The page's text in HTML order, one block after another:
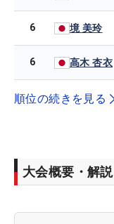
6 境 美玲
6 高木 杏衣
順位の続きを見る
大会概要・解説